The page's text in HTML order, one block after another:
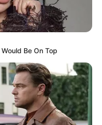
Be On Top